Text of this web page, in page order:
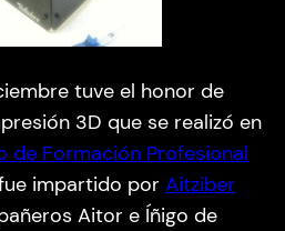
tuve el honor de
3D que se realizó en
de Formación Profesional
impartido por Aitziber
Aitor e Íñigo de